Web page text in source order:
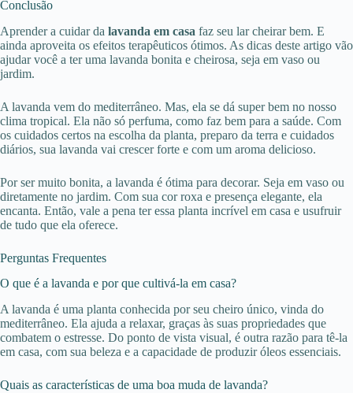
Conclusão
Aprender a cuidar da lavanda em casa faz seu lar cheirar bem. E
ainda aproveita os efeitos terapêuticos ótimos. As dicas deste artigo vão
ajudar você a ter uma lavanda bonita e cheirosa, seja em vaso ou
jardim.
A lavanda vem do mediterrâneo. Mas, ela se dá super bem no nosso
clima tropical. Ela não só perfuma, como faz bem para a saúde. Com
os cuidados certos na escolha da planta, preparo da terra e cuidados
diários, sua lavanda vai crescer forte e com um aroma delicioso.
Por ser muito bonita, a lavanda é ótima para decorar. Seja em vaso ou
diretamente no jardim. Com sua cor roxa e presença elegante, ela
encanta. Então, vale a pena ter essa planta incrível em casa e usufruir
de tudo que ela oferece.
Perguntas Frequentes
O que é a lavanda e por que cultivá-la em casa?
A lavanda é uma planta conhecida por seu cheiro único, vinda do
mediterrâneo. Ela ajuda a relaxar, graças às suas propriedades que
combatem o estresse. Do ponto de vista visual, é outra razão para tê-la
em casa, com sua beleza e a capacidade de produzir óleos essenciais.
Quais as características de uma boa muda de lavanda?